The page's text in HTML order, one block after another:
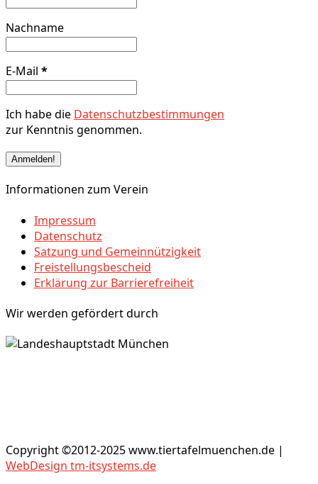
Nachname
E-Mail *
Ich habe die Datenschutzbestimmungen
zur Kenntnis genommen.
Informationen zum Verein
Impressum
Datenschutz
Satzung und Gemeinnützigkeit
Freistellungsbescheid
Erklärung zur Barrierefreiheit
Wir werden gefördert durch
Copyright ©2012-2025 www.tiertafelmuenchen.de |
WebDesign tm-itsystems.de